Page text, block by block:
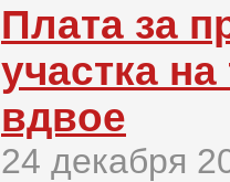
Плата за
участка
вдвое
24 декабря